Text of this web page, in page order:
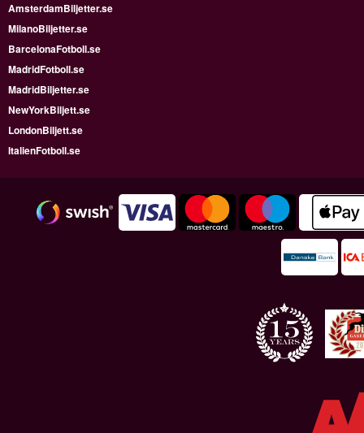
AmsterdamBiljetter.se
MilanoBiljetter.se
BarcelonaFotboll.se
MadridFotboll.se
MadridBiljetter.se
NewYorkBiljett.se
LondonBiljett.se
ItalienFotboll.se